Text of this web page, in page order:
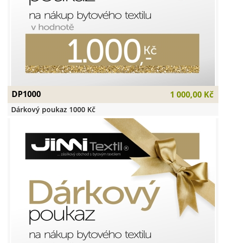
DP1000 1 000,00 Kč
Dárkový poukaz 1000 Kč